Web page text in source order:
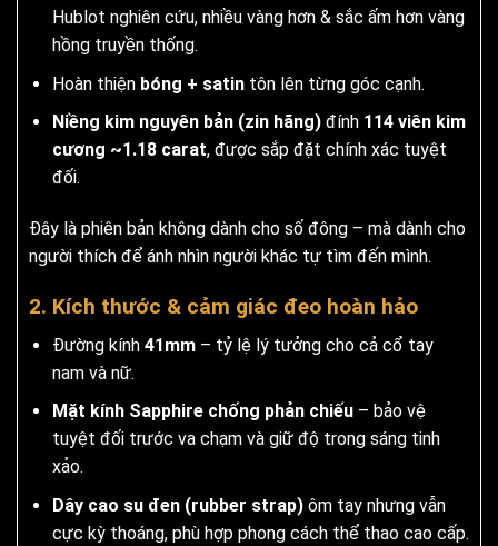
Hublot nghiên cứu, nhiều vàng hơn & sắc ấm hơn vàng
hồng truyền thống.
Hoàn thiện bóng + satintôn lên từng góc cạnh.
Niềng kim nguyên bản (zin hãng)đính 114 viên kim
cương ~1.18 carat, được sắp đặt chính xác tuyệt
đối.
Đây là phiên bản không dành cho số đông – mà dành cho
người thích để ánh nhìn người khác tự tìm đến mình.
2. Kích thước & cảm giác đeo hoàn hảo
Đường kính 41mm– tỷ lệ lý tưởng cho cả cổ tay
nam và nữ.
Mặt kính Sapphire chống phản chiếu– bảo vệ
tuyệt đối trước va chạm và giữ độ trong sáng tinh
xảo.
Dây cao su đen (rubber strap)ôm tay nhưng vẫn
cực kỳ thoáng, phù hợp phong cách thể thao cao cấp.